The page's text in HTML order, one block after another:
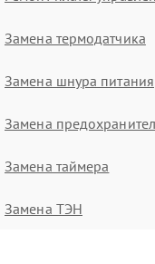
Замена термодатчика
Замена шнура питания
Замена
Замена таймера
Замена ТЭН